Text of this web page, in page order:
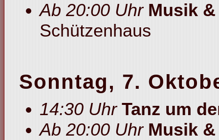
Ab 20:00 UhrMusik &
Schützenhaus
Sonntag, 7.
14:30 UhrTanz um
Ab 20:00 UhrMusik &